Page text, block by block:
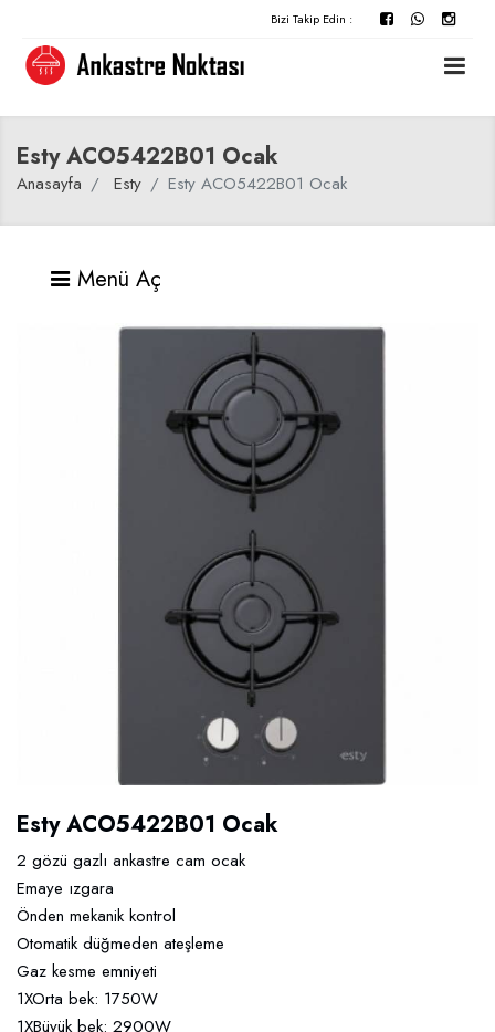
Bizi Takip Edin :
Esty ACO5422B01 Ocak
Anasayfa Esty Esty ACO5422B01 Ocak
Menü Aç
Esty ACO5422B01 Ocak
2 gözü gazlı ankastre cam ocak
Emaye ızgara
Önden mekanik kontrol
Otomatik düğmeden ateşleme
Gaz kesme emniyeti
1XOrta bek: 1750W
1XBüyük bek: 2900W